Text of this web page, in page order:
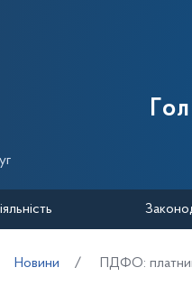
Державної
Новини ПДФО: